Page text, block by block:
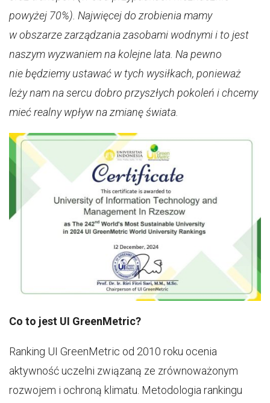
powyżej 70%). Najwięcej do zrobienia mamy
w obszarze zarządzania zasobami wodnymi i to jest
naszym wyzwaniem na kolejne lata. Na pewno
nie będziemy ustawać w tych wysiłkach, ponieważ
leży nam na sercu dobro przyszłych pokoleń i chcemy
mieć realny wpływ na zmianę świata.
Co to jest UI GreenMetric?
Ranking UI GreenMetric od 2010 roku ocenia
aktywność uczelni związaną ze zrównoważonym
rozwojem i ochroną klimatu. Metodologia rankingu